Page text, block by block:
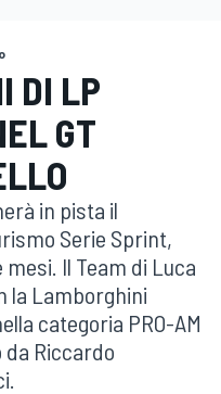
DI LP
GT
in pista il
Serie Sprint,
Il Team di Luca
la Lamborghini
categoria PRO-AM
da Riccardo